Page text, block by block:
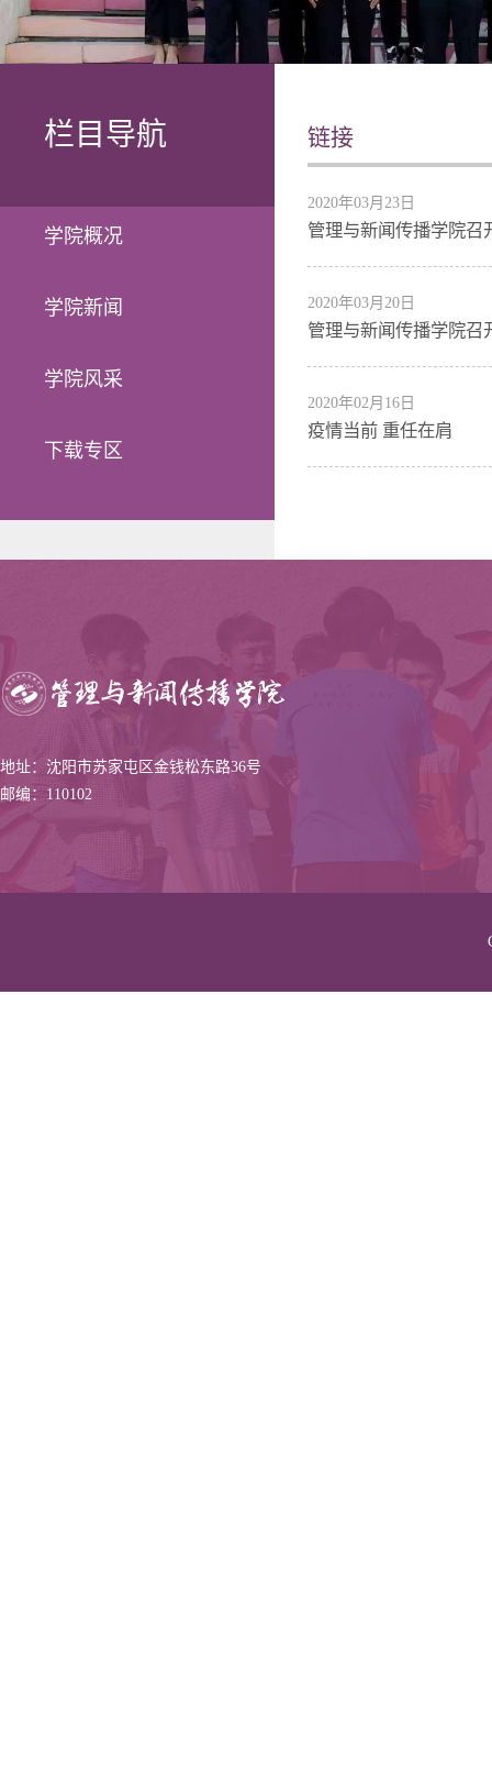
栏目导航
学院概况
学院新闻
学院风采
下载专区
链接
2020年03月23日
管理与新闻传播学院召
2020年03月20日
管理与新闻传播学院召
2020年02月16日
疫情当前 重任在肩
地址：沈阳市苏家屯区金钱松东路36号
邮编：110102